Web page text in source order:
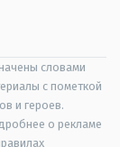
словами
с пометкой
и героев.
о рекламе